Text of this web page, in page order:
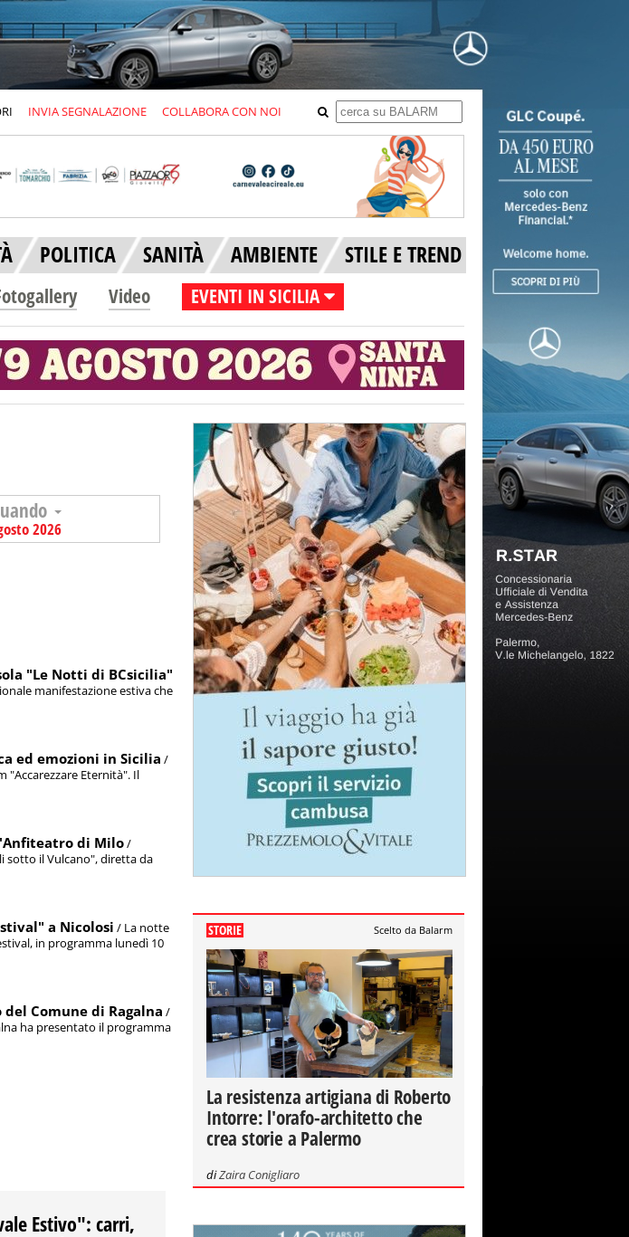
INVIA SEGNALAZIONE COLLABORA CON NOI
POLITICA SANITÀ AMBIENTE STILE E TREND
Video EVENTI IN SICILIA
2026
"Le Notti di BCsicilia"
manifestazione estiva che
ed emozioni in Sicilia /
"Accarezzare Eternità". Il
di Milo/
sotto il Vulcano", diretta da
a Nicolosi / La notte
in programma lunedì 10
Comune di Ragalna /
ha presentato il programma
Estivo": carri,
STORIE Scelto da Balarm
La resistenza artigiana di Roberto
Intorre: l'orafo-architetto che
crea storie a Palermo
diZaira Conigliaro